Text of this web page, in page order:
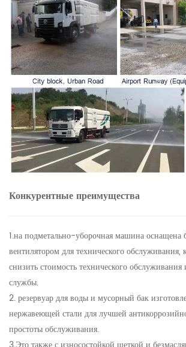
Конкурентные преимущества
1.на подметально-уборочная машина оснащена
вентилятором для технического
снизить стоимость технического
службы.
2. резервуар для воды и мусорный бак
нержавеющей стали для лучшей
простоты обслуживания.